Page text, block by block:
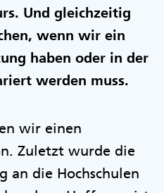
Und gleichzeitig
wenn wir ein
haben oder in der
werden muss.
wir einen
Zuletzt wurde die
an die Hochschulen